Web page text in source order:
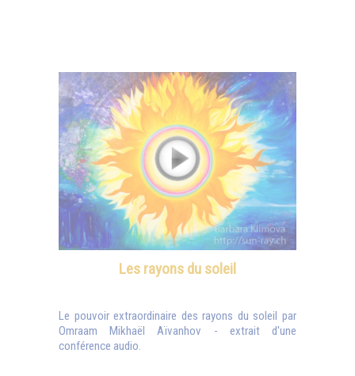
Les rayons du soleil
Le pouvoir extraordinaire des rayons du soleil par
Omraam Mikhaël Aïvanhov - extrait d'une
conférence audio.